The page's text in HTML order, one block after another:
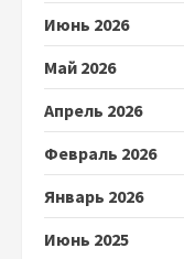
Июнь 2026
Май 2026
Апрель 2026
Февраль 2026
Январь 2026
Июнь 2025